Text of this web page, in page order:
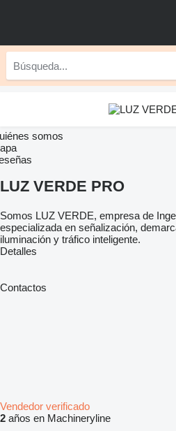
somos
LUZ VERDE PRO
Somos LUZ VERDE, empresa de
especializada en señalización,
iluminación y tráfico inteligente.
Detalles
Contactos
Vendedor verificado
2 años en Machineryline